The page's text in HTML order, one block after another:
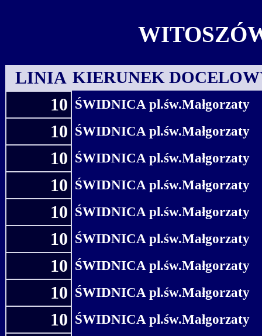
LINIA KIERUNEK
10 ŚWIDNICA pl.św.Małgorzaty
10 ŚWIDNICA pl.św.Małgorzaty
10 ŚWIDNICA pl.św.Małgorzaty
10 ŚWIDNICA pl.św.Małgorzaty
10 ŚWIDNICA pl.św.Małgorzaty
10 ŚWIDNICA pl.św.Małgorzaty
10 ŚWIDNICA pl.św.Małgorzaty
10 ŚWIDNICA pl.św.Małgorzaty
10 ŚWIDNICA pl.św.Małgorzaty